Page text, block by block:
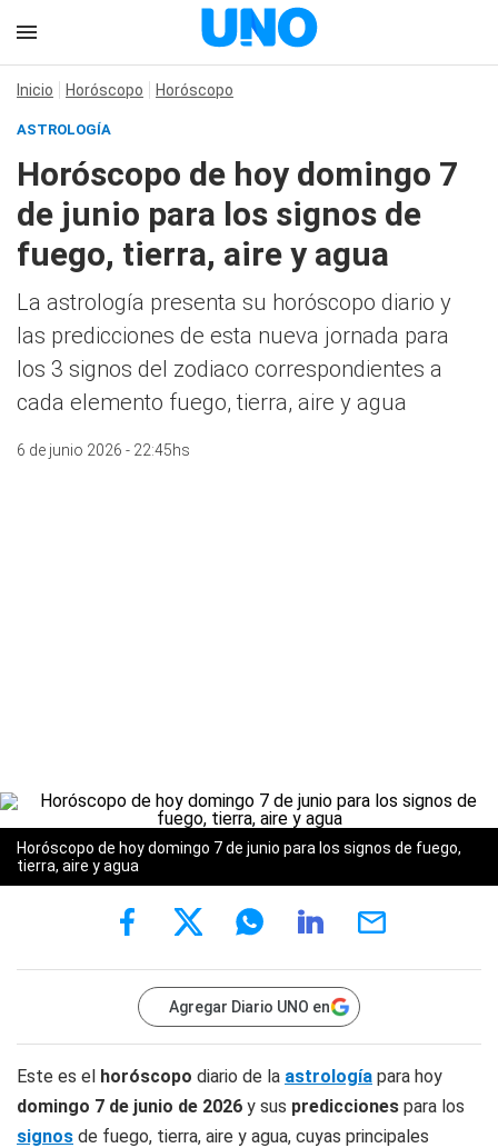
Inicio Horóscopo Horóscopo
ASTROLOGÍA
Horóscopo de hoy domingo 7
de junio para los signos de
fuego, tierra, aire y agua
La astrología presenta su horóscopo diario y
las predicciones de esta nueva jornada para
los 3 signos del zodiaco correspondientes a
cada elemento fuego, tierra, aire y agua
6 de junio 2026 - 22:45hs
Horóscopo de hoy domingo 7 de junio para los signos de fuego,
tierra, aire y agua
Agregar Diario UNO en
Este es el horóscopo diario de la astrología para hoy
domingo 7 de junio de 2026 y sus predicciones para los
signos de fuego, tierra, aire y agua, cuyas principales